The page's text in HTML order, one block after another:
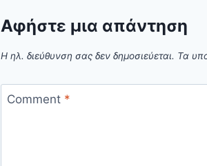
Αφήστε μια απάντηση
Η ηλ. διεύθυνση σας δεν δημοσιεύεται. Τα
Comment *